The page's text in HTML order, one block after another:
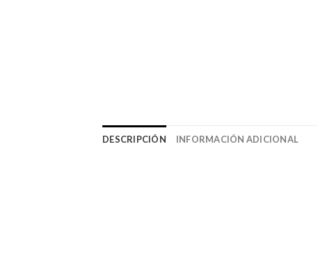
DESCRIPCIÓN INFORMACIÓN ADICIONAL